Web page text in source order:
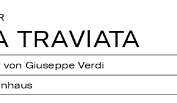
TRA­VIATA
von Giuseppe Verdi